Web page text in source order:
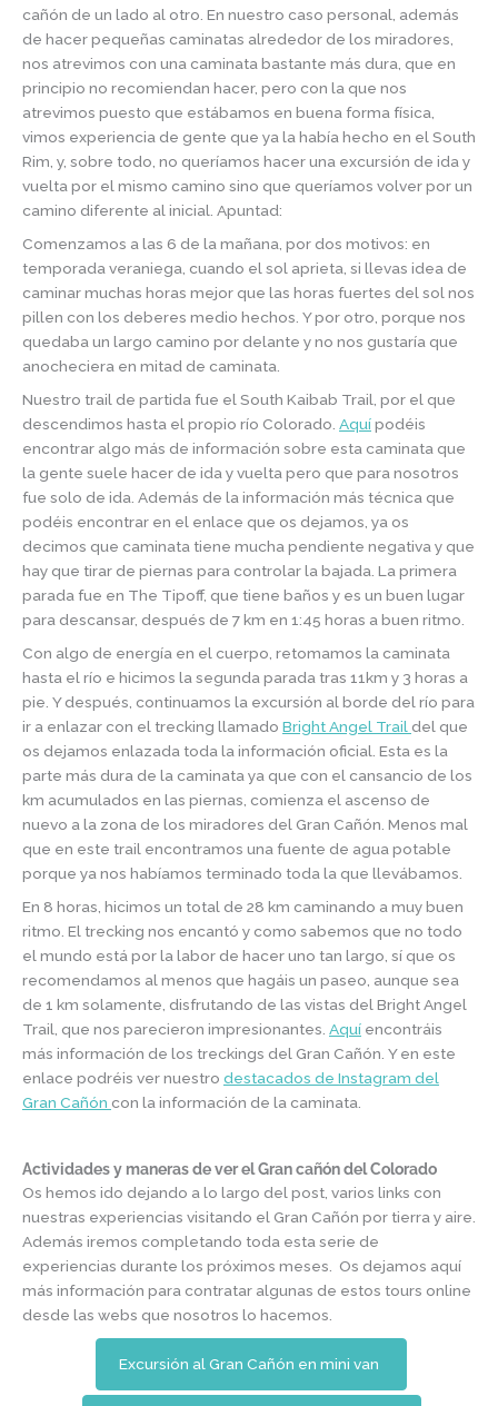
cañón de un lado al otro. En nuestro caso personal, además
de hacer pequeñas caminatas alrededor de los miradores,
nos atrevimos con una caminata bastante más dura, que en
principio no recomiendan hacer, pero con la que nos
atrevimos puesto que estábamos en buena forma física,
vimos experiencia de gente que ya la había hecho en el South
Rim, y, sobre todo, no queríamos hacer una excursión de ida y
vuelta por el mismo camino sino que queríamos volver por un
camino diferente al inicial. Apuntad:
Comenzamos a las 6 de la mañana, por dos motivos: en
temporada veraniega, cuando el sol aprieta, si llevas idea de
caminar muchas horas mejor que las horas fuertes del sol nos
pillen con los deberes medio hechos. Y por otro, porque nos
quedaba un largo camino por delante y no nos gustaría que
anocheciera en mitad de caminata.
Nuestro trail de partida fue el South Kaibab Trail, por el que
descendimos hasta el propio río Colorado. Aquípodéis
encontrar algo más de información sobre esta caminata que
la gente suele hacer de ida y vuelta pero que para nosotros
fue solo de ida. Además de la información más técnica que
podéis encontrar en el enlace que os dejamos, ya os
decimos que caminata tiene mucha pendiente negativa y que
hay que tirar de piernas para controlar la bajada. La primera
parada fue en The Tipoff, que tiene baños y es un buen lugar
para descansar, después de 7 km en 1:45 horas a buen ritmo.
Con algo de energía en el cuerpo, retomamos la caminata
hasta el río e hicimos la segunda parada tras 11km y 3 horas a
pie. Y después, continuamos la excursión al borde del río para
ir a enlazar con el trecking llamado Bright Angel Trail del que
os dejamos enlazada toda la información oficial. Esta es la
parte más dura de la caminata ya que con el cansancio de los
km acumulados en las piernas, comienza el ascenso de
nuevo a la zona de los miradores del Gran Cañón. Menos mal
que en este trail encontramos una fuente de agua potable
porque ya nos habíamos terminado toda la que llevábamos.
En 8 horas, hicimos un total de 28 km caminando a muy buen
ritmo. El trecking nos encantó y como sabemos que no todo
el mundo está por la labor de hacer uno tan largo, sí que os
recomendamos al menos que hagáis un paseo, aunque sea
de 1 km solamente, disfrutando de las vistas del Bright Angel
Trail, que nos parecieron impresionantes. Aquí encontráis
más información de los treckings del Gran Cañón. Y en este
enlace podréis ver nuestro destacados de Instagram del
Gran Cañón con la información de la caminata.
Actividades y maneras de ver el Gran cañón del Colorado
Os hemos ido dejando a lo largo del post, varios links con
nuestras experiencias visitando el Gran Cañón por tierra y aire.
Además iremos completando toda esta serie de
experiencias durante los próximos meses. Os dejamos aquí
más información para contratar algunas de estos tours online
desde las webs que nosotros lo hacemos.
Excursión al Gran Cañón en mini van